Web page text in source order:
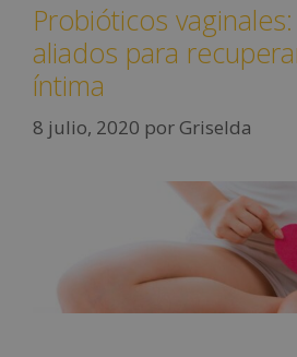
Probióticos
aliados para
íntima
8 julio, 2020 por Griselda